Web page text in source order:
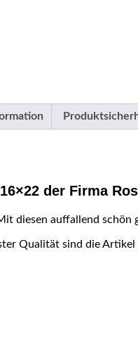
der Firma
diesen auffallend
Qualität sind die Artikel